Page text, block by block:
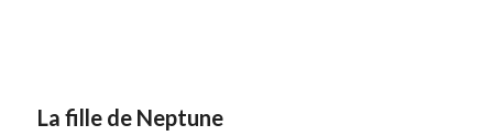
La fille de Neptune